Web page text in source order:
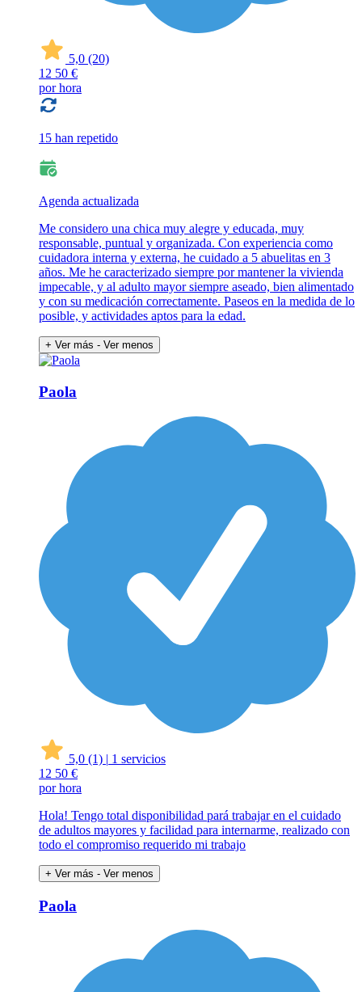
5,0 (20)
12 50 €
por hora
15 han repetido
Agenda actualizada
Me considero una chica muy alegre y educada, muy
responsable, puntual y organizada. Con experiencia como
cuidadora interna y externa, he cuidado a 5 abuelitas en 3
años. Me he caracterizado siempre por mantener la vivienda
impecable, y al adulto mayor siempre aseado, bien alimentado
y con su medicación correctamente. Paseos en la medida de lo
posible, y actividades aptos para la edad.
+ Ver más - Ver menos
Paola
5,0 (1) | 1 servicios
12 50 €
por hora
Hola! Tengo total disponibilidad pará trabajar en el cuidado
de adultos mayores y facilidad para internarme, realizado con
todo el compromiso requerido mi trabajo
+ Ver más - Ver menos
Paola